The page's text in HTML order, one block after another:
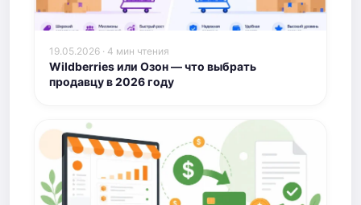
19.05.2026 · 4 мин чтения
Wildberries или Озон — что выбрать
продавцу в 2026 году